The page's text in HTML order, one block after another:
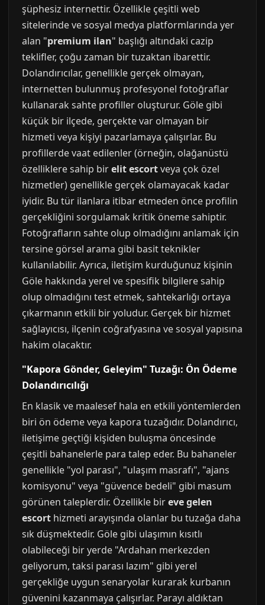
şüphesiz internettir. Özellikle çeşitli web
sitelerinde ve sosyal medya platformlarında yer
alan "premium ilan" başlığı altındaki cazip
teklifler, çoğu zaman bir tuzaktan ibarettir.
Dolandırıcılar, genellikle gerçek olmayan,
internetten bulunmuş profesyonel fotoğraflar
kullanarak sahte profiller oluşturur. Göle gibi
küçük bir ilçede, gerçekte var olmayan bir
hizmeti veya kişiyi pazarlamaya çalışırlar. Bu
profillerde vaat edilenler (örneğin, olağanüstü
özelliklere sahip birelit escortveya çok özel
hizmetler) genellikle gerçek olamayacak kadar
iyidir. Bu tür ilanlara itibar etmeden önce profilin
gerçekliğini sorgulamak kritik öneme sahiptir.
Fotoğrafların sahte olup olmadığını anlamak için
tersine görsel arama gibi basit teknikler
kullanılabilir. Ayrıca, iletişim kurduğunuz kişinin
Göle hakkında yerel ve spesifik bilgilere sahip
olup olmadığını test etmek, sahtekarlığı ortaya
çıkarmanın etkili bir yoludur. Gerçek bir hizmet
sağlayıcısı, ilçenin coğrafyasına ve sosyal yapısına
hakim olacaktır.
"Kapora Gönder, Geleyim" Tuzağı: Ön Ödeme
Dolandırıcılığı
En klasik ve maalesef hala en etkili yöntemlerden
biri ön ödeme veya kapora tuzağıdır. Dolandırıcı,
iletişime geçtiği kişiden buluşma öncesinde
çeşitli bahanelerle para talep eder. Bu bahaneler
genellikle "yol parası", "ulaşım masrafı", "ajans
komisyonu" veya "güvence bedeli" gibi masum
görünen taleplerdir. Özellikle bireve gelen
escort hizmeti arayışında olanlar bu tuzağa daha
sık düşmektedir. Göle gibi ulaşımın kısıtlı
olabileceği bir yerde "Ardahan merkezden
geliyorum, taksi parası lazım" gibi yerel
gerçekliğe uygun senaryolar kurarak kurbanın
güvenini kazanmaya çalışırlar. Parayı aldıktan